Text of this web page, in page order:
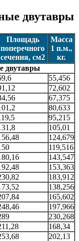
двутавры
Площадь
поперечного
сечения, см2
Масса
1 п.м.,
кг.
двутавры
55,456
72,602
67,375
80,633
95,215
105,01
124,679
119,516
143,547
153,363
183,912
138,256
165,602
197,966
230,268
168,34
202,13